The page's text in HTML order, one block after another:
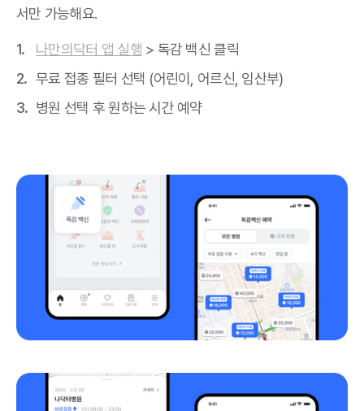
서만 가능해요.
나만의닥터 앱 실행 > 독감 백신 클릭
무료 접종 필터 선택 (어린이, 어르신, 임산부)
병원 선택 후 원하는 시간 예약